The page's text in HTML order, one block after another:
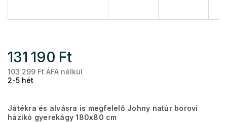
131 190 Ft
103 299 Ft ÁFA nélkül
2-5 hét
Játékra és alvásra is megfelelő Johny natúr borovi
házikó gyerekágy 180x80 cm